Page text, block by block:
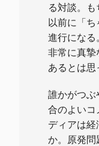
る対談。
以前に「
進行になる
非常に真摯
あるとは思
誰かがつぶ
合のよいコ
ディアは経
か。原発問